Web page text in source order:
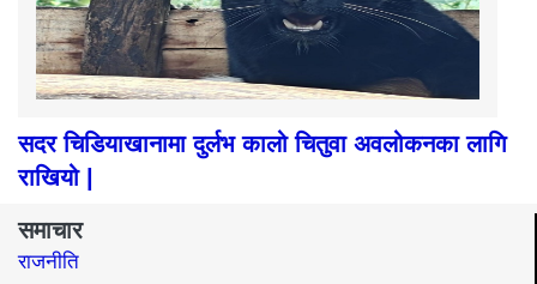
सदर चिडियाखानामा दुर्लभ कालो चितुवा अवलोकनका लागि
राखियो |
समाचार
राजनीति